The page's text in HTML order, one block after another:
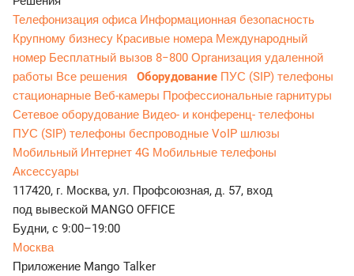
Телефонизация офиса Информационная безопасность
Крупному бизнесу Красивые номера Международный
номер Бесплатный вызов 8−800 Организация удаленной
работы Все решения Оборудование ПУС (SIP) телефоны
стационарные Веб-камеры Профессиональные гарнитуры
Сетевое оборудование Видео- и конференц- телефоны
ПУС (SIP) телефоны беспроводные VoIP шлюзы
Мобильный Интернет 4G Мобильные телефоны
Аксессуары
117420, г. Москва, ул. Профсоюзная, д. 57, вход
под вывеской MANGO OFFICE
Будни, с 9:00–19:00
Москва
Приложение Mango Talker